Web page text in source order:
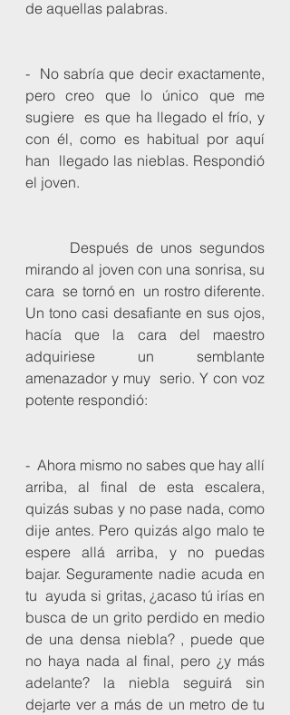
de aquellas palabras.
-  No sabría que decir exactamente,
pero creo que lo único que me
sugiere  es que ha llegado el frío, y
con él, como es habitual por aquí
han  llegado las nieblas. Respondió
el joven.
mirando al joven con una sonrisa, su
cara  se tornó en  un rostro diferente.
Un tono casi desafiante en sus ojos,
hacía que la cara del maestro
adquiriese un semblante
amenazador y muy  serio. Y con voz
potente respondió:
-  Ahora mismo no sabes que hay allí
arriba, al final de esta escalera,
quizás subas y no pase nada, como
dije antes. Pero quizás algo malo te
espere allá arriba, y no puedas
bajar. Seguramente nadie acuda en
tu  ayuda si gritas, ¿acaso tú irías en
busca de un grito perdido en medio
de una densa niebla? , puede que
no haya nada al final, pero ¿y más
adelante? la niebla seguirá sin
dejarte ver a más de un metro de tu